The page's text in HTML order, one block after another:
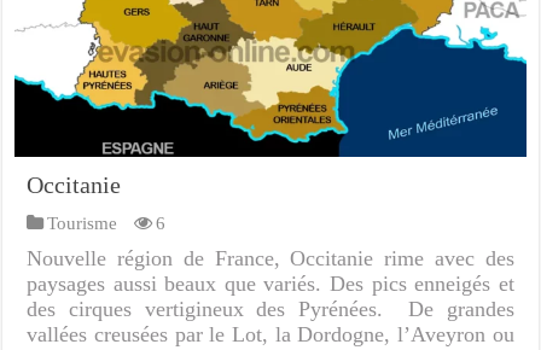
Occitanie
Tourisme 6
Nouvelle région de France, Occitanie rime avec des
paysages aussi beaux que variés. Des pics enneigés et
des cirques vertigineux des Pyrénées. De grandes
vallées creusées par le Lot, la Dordogne, l’Aveyron ou